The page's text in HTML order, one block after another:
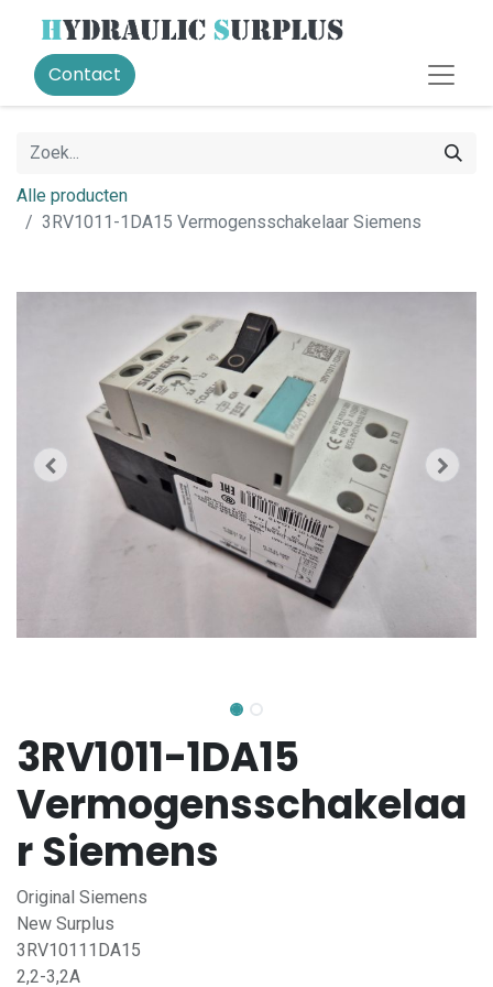
Contact
Alle producten
3RV1011-1DA15 Vermogensschakelaar Siemens
3RV1011-1DA15
Vermogensschakelaa
r Siemens
Original Siemens
New Surplus
3RV10111DA15
2,2-3,2A